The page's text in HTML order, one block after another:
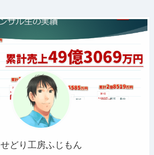
せどり工房ふじもん